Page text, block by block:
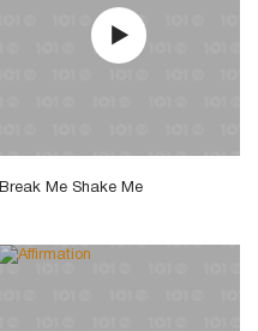
Break Me Shake Me